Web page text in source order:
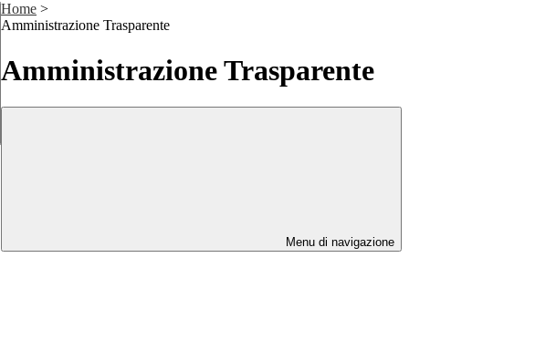
Home >
Amministrazione Trasparente
Amministrazione Trasparente
Menu di navigazione